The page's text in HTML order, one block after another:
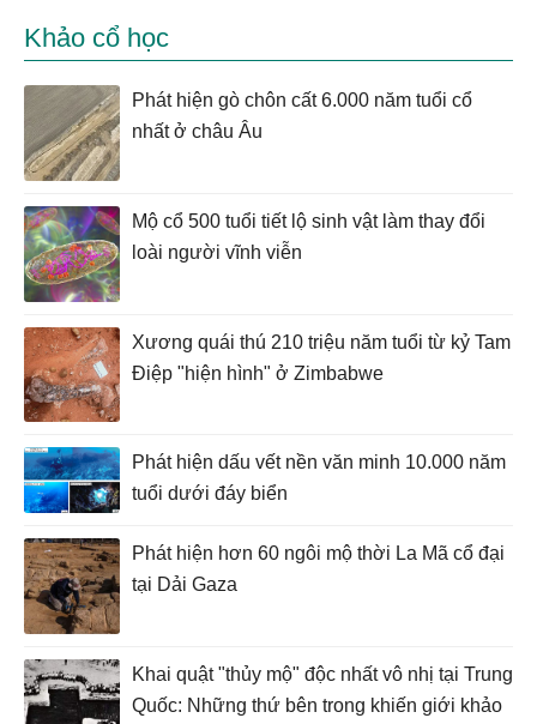
Khảo cổ học
Phát hiện gò chôn cất 6.000 năm tuổi cổ
nhất ở châu Âu
Mộ cổ 500 tuổi tiết lộ sinh vật làm thay đổi
loài người vĩnh viễn
Xương quái thú 210 triệu năm tuổi từ kỷ Tam
Điệp "hiện hình" ở Zimbabwe
Phát hiện dấu vết nền văn minh 10.000 năm
tuổi dưới đáy biển
Phát hiện hơn 60 ngôi mộ thời La Mã cổ đại
tại Dải Gaza
Khai quật "thủy mộ" độc nhất vô nhị tại Trung
Quốc: Những thứ bên trong khiến giới khảo